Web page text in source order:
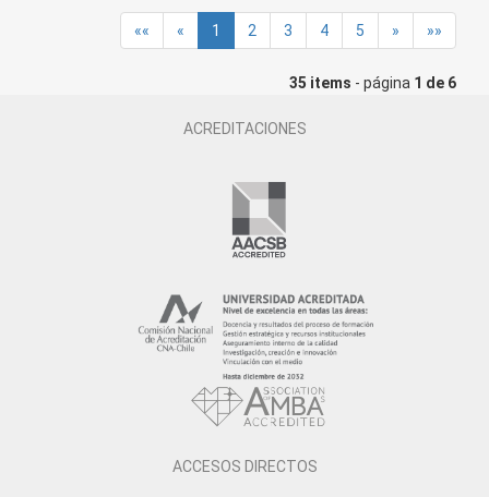
«« « 1 2 3 4 5 » »»
35 items - página 1 de 6
ACREDITACIONES
ACCESOS DIRECTOS